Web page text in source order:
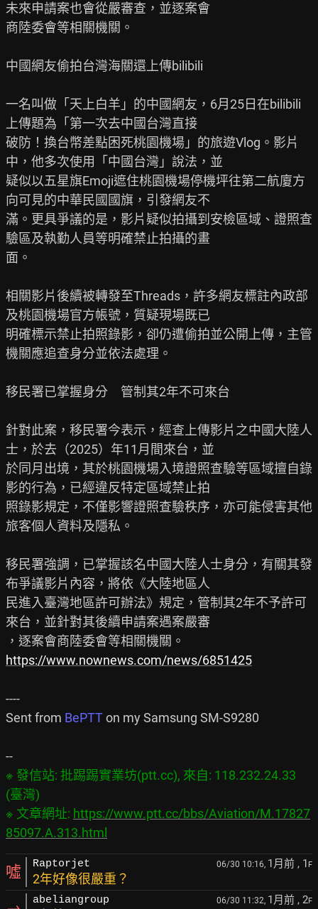
未來申請案也會從嚴審查，並逐案會
商陸委會等相關機關。
中國網友偷拍台灣海關還上傳bilibili
一名叫做「天上白羊」的中國網友，6月25日在bilibili
上傳題為「第一次去中國台灣直接
破防！換台幣差點困死桃園機場」的旅遊Vlog。影片
中，他多次使用「中國台灣」說法，並
疑似以五星旗Emoji遮住桃園機場停機坪往第二航廈方
向可見的中華民國國旗，引發網友不
滿。更具爭議的是，影片疑似拍攝到安檢區域、證照查
驗區及執勤人員等明確禁止拍攝的畫
面。
相關影片後續被轉發至Threads，許多網友標註內政部
及桃園機場官方帳號，質疑現場既已
明確標示禁止拍照錄影，卻仍遭偷拍並公開上傳，主管
機關應追查身分並依法處理。
移民署已掌握身分　管制其2年不可來台
針對此案，移民署今表示，經查上傳影片之中國大陸人
士，於去（2025）年11月間來台，並
於同月出境，其於桃園機場入境證照查驗等區域擅自錄
影的行為，已經違反特定區域禁止拍
照錄影規定，不僅影響證照查驗秩序，亦可能侵害其他
旅客個人資料及隱私。
移民署強調，已掌握該名中國大陸人士身分，有關其發
布爭議影片內容，將依《大陸地區人
民進入臺灣地區許可辦法》規定，管制其2年不予許可
來台，並針對其後續申請案遇案嚴審
https://www.nownews.com/news/6851425
----
Sent from BePTT on my Samsung SM-S9280
※ 發信站: 批踢踢實業坊(ptt.cc), 來自: 118.232.24.33
(臺灣)
※ 文章網址: https://www.ptt.cc/bbs/Aviation/M.17827
85097.A.313.html
噓 Raptorjet 06/30 10:16, 1月前 , 1 F
2年好像很嚴重？
abeliangroup 06/30 11:32, 1月前 , 2F